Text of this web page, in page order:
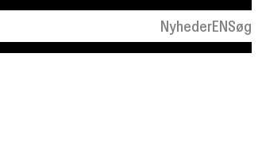
NyhederENSøg